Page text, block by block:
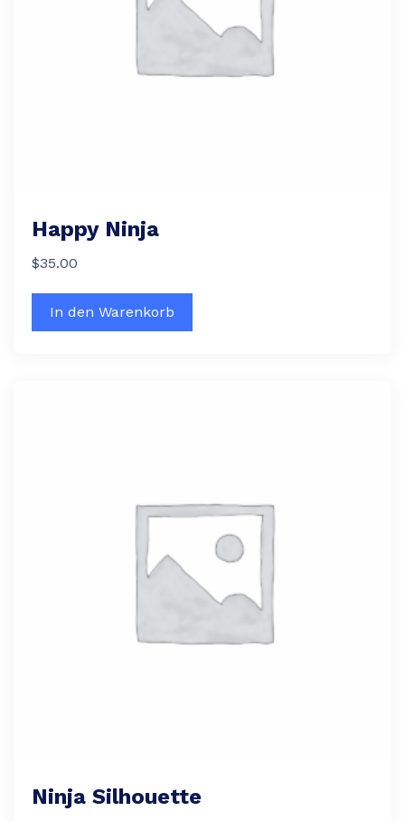
Happy Ninja
$35.00
In den Warenkorb
Ninja Silhouette